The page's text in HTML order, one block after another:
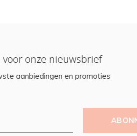
voor onze nieuwsbrief
aanbiedingen en promoties